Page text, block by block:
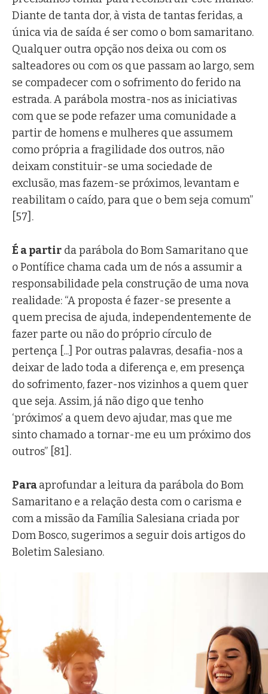
Diante de tanta dor, à vista de tantas feridas, a
única via de saída é ser como o bom samaritano.
Qualquer outra opção nos deixa ou com os
salteadores ou com os que passam ao largo, sem
se compadecer com o sofrimento do ferido na
estrada. A parábola mostra-nos as iniciativas
com que se pode refazer uma comunidade a
partir de homens e mulheres que assumem
como própria a fragilidade dos outros, não
deixam constituir-se uma sociedade de
exclusão, mas fazem-se próximos, levantam e
reabilitam o caído, para que o bem seja comum”
[57].
É a partir da parábola do Bom Samaritano que
o Pontífice chama cada um de nós a assumir a
responsabilidade pela construção de uma nova
realidade: “A proposta é fazer-se presente a
quem precisa de ajuda, independentemente de
fazer parte ou não do próprio círculo de
pertença [...] Por outras palavras, desafia-nos a
deixar de lado toda a diferença e, em presença
do sofrimento, fazer-nos vizinhos a quem quer
que seja. Assim, já não digo que tenho
‘próximos’ a quem devo ajudar, mas que me
sinto chamado a tornar-me eu um próximo dos
outros” [81].
Paraaprofundar a leitura da parábola do Bom
Samaritano e a relação desta com o carisma e
com a missão da Família Salesiana criada por
Dom Bosco, sugerimos a seguir dois artigos do
Boletim Salesiano.